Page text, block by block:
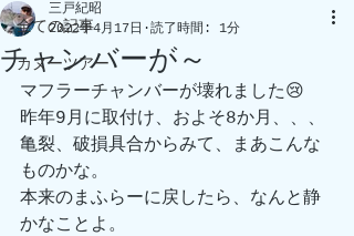
全ての記事
カヌーツアー
チャンバーが～
三戸紀昭
2022年4月17日
読了時間: 1分
マフラーチャンバーが壊れました😢
昨年9月に取付け、およそ8か月、、、
亀裂、破損具合からみて、まあこんな
ものかな。
本来のまふらーに戻したら、なんと静
かなことよ。